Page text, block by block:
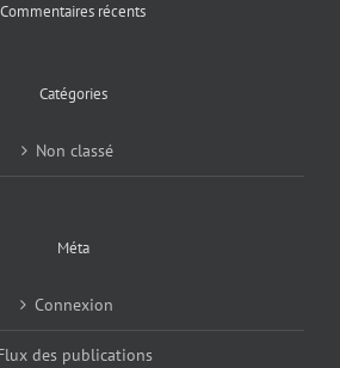
Commentaires récents
Catégories
Non classé
Méta
Connexion
des publications